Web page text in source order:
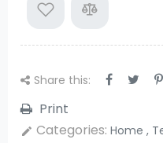
Share this:
Print
edit Categories: Home ,